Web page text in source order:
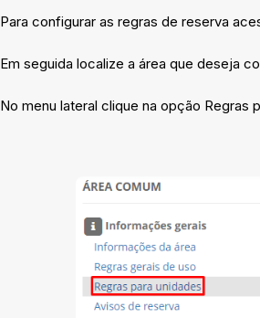
Para configurar as regras de reserva
Em seguida localize a área que deseja
No menu lateral clique na opção Regras